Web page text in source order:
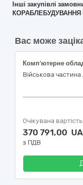
Інші закупівлі
КОРАБЛЕБУДУВАННЯ
Вас може
Комп’ютерне
Військова
Очікувана вартість
370 791,00
з ПДВ